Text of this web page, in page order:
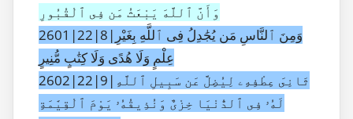
وَأَنَّ ٱللَّهَ يَبْعَثُ مَن فِى ٱلْقُبُورِ
2601|22|8|وَمِنَ ٱلنَّاسِ مَن يُجَٰدِلُ فِى ٱللَّهِ بِغَيْرِ
عِلْمٍ وَلَا هُدًى وَلَا كِتَٰبٍ مُّنِيرٍ
2602|22|9|ثَانِىَ عِطْفِهِۦ لِيُضِلَّ عَن سَبِيلِ ٱللَّهِ
لَهُۥ فِى ٱلدُّنْيَا خِزْىٌ وَنُذِيقُهُۥ يَوْمَ ٱلْقِيَٰمَةِ